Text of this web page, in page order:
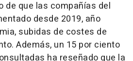
de que las compañías del
desde 2019, año
subidas de costes de
Además, un 15 por ciento
ha reseñado que la